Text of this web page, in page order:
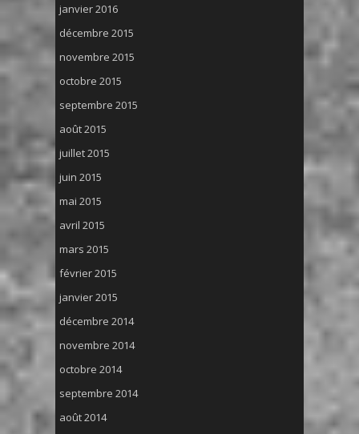
janvier 2016
décembre 2015
novembre 2015
octobre 2015
septembre 2015
août 2015
juillet 2015
juin 2015
mai 2015
avril 2015
mars 2015
février 2015
janvier 2015
décembre 2014
novembre 2014
octobre 2014
septembre 2014
août 2014